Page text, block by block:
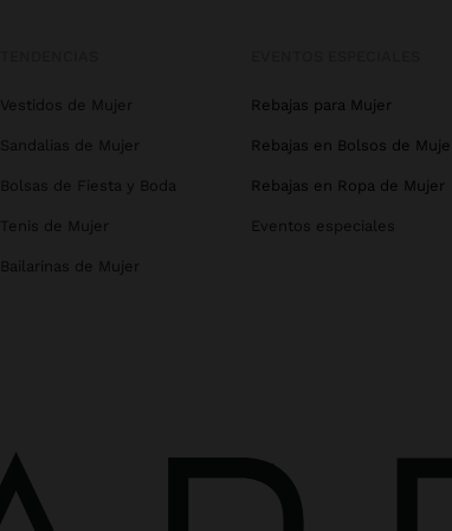
Vestidos de Mujer
Sandalias de Mujer
Bolsas de Fiesta y Boda
Tenis de Mujer
Bailarinas de Mujer
Rebajas para Mujer
Rebajas en Bolsos de
Rebajas en Ropa de Mujer
Eventos especiales